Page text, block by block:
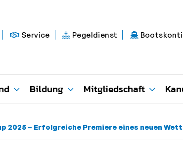
Service Pegeldienst
Bildung Mitgliedschaft
2025 – Erfolgreiche Premiere eines neuen